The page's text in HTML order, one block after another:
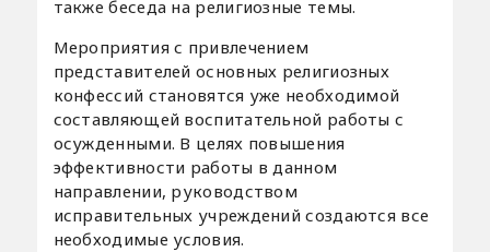
также беседа на религиозные темы.
Мероприятия с привлечением
представителей основных религиозных
конфессий становятся уже необходимой
составляющей воспитательной работы с
осужденными. В целях повышения
эффективности работы в данном
направлении, руководством
исправительных учреждений создаются все
необходимые условия.